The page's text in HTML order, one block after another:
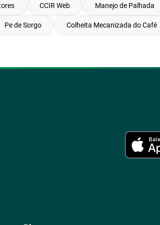
CCIR Web Manejo de Palhada
Pe de Sorgo Colheita Mecanizada do Café